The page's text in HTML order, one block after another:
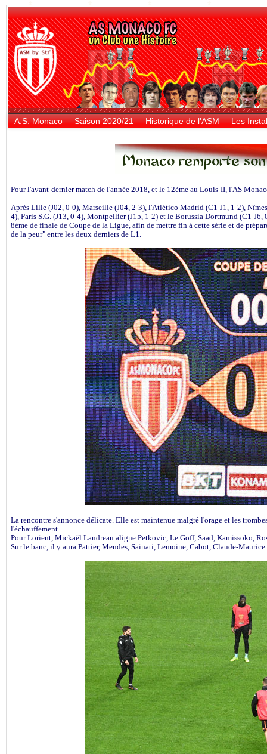
A.S. Monaco Saison 2020/21 Historique de l'ASM Les
Pour l'avant-dernier match de l'année 2018, et le 12ème au Louis-II, l'AS
Après Lille (J02, 0-0), Marseille (J04, 2-3), l'Atlético Madrid (C1-J1, 1-2),
4), Paris S.G. (J13, 0-4), Montpellier (J15, 1-2) et le Borussia Dortmund (C1-
8ème de finale de Coupe de la Ligue, afin de mettre fin à cette série et de
de la peur" entre les deux derniers de L1.
La rencontre s'annonce délicate. Elle est maintenue malgré l'orage et les
l'échauffement.
Pour Lorient, Mickaël Landreau aligne Petkovic, Le Goff, Saad, Kamissoko,
Sur le banc, il y aura Pattier, Mendes, Sainati, Lemoine, Cabot, Claude-Maurice